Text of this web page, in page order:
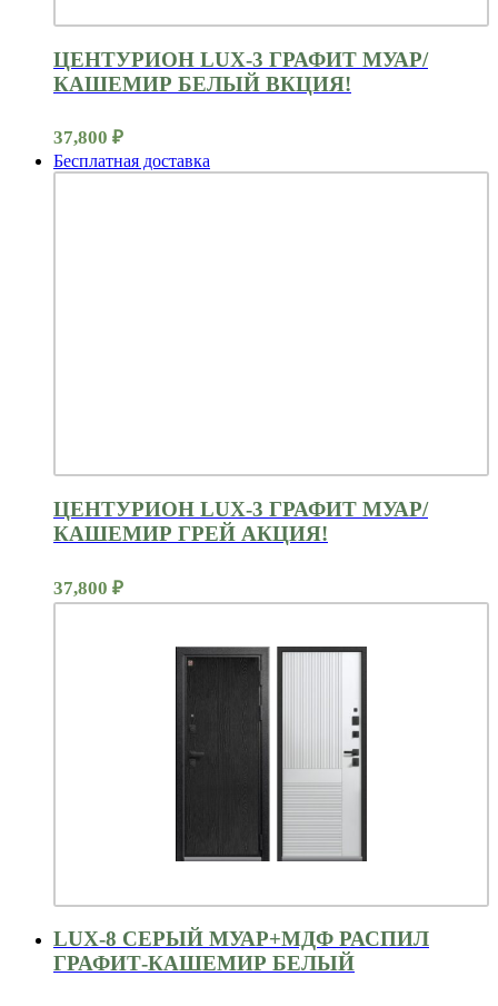
ЦЕНТУРИОН LUX-3 ГРАФИТ МУАР/
КАШЕМИР БЕЛЫЙ ВКЦИЯ!
37,800 ₽
Бесплатная доставка
ЦЕНТУРИОН LUX-3 ГРАФИТ МУАР/
КАШЕМИР ГРЕЙ АКЦИЯ!
37,800 ₽
LUX-8 СЕРЫЙ МУАР+МДФ РАСПИЛ
ГРАФИТ-КАШЕМИР БЕЛЫЙ